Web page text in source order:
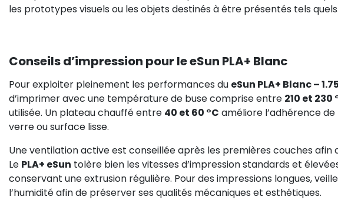
les prototypes visuels ou les objets destinés à être présentés tels quels.
Conseils d’impression pour le eSun PLA+ Blanc
Pour exploiter pleinement les performances du eSun PLA+ Blanc –
d’imprimer avec une température de buse comprise entre 210 et 230
utilisée. Un plateau chauffé entre 40 et 60 °C améliore l’adhérence
verre ou surface lisse.
Une ventilation active est conseillée après les premières couches afin
Le PLA+ eSun tolère bien les vitesses d’impression standards et
conservant une extrusion régulière. Pour des impressions longues,
l’humidité afin de préserver ses qualités mécaniques et esthétiques.